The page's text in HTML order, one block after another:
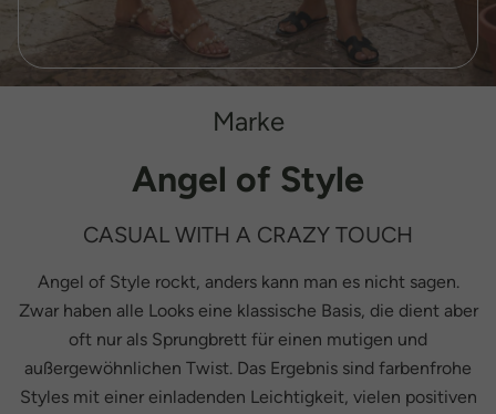
Marke
Angel of Style
CASUAL WITH A CRAZY TOUCH
Angel of Style rockt, anders kann man es nicht sagen.
Zwar haben alle Looks eine klassische Basis, die dient aber
oft nur als Sprungbrett für einen mutigen und
außergewöhnlichen Twist. Das Ergebnis sind farbenfrohe
Styles mit einer einladenden Leichtigkeit, vielen positiven